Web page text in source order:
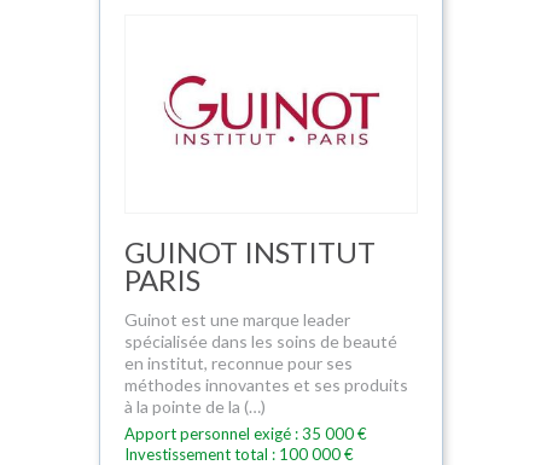
GUINOT INSTITUT
PARIS
Guinot est une marque leader
spécialisée dans les soins de beauté
en institut, reconnue pour ses
méthodes innovantes et ses produits
à la pointe de la (…)
Apport personnel exigé : 35 000 €
Investissement total : 100 000 €